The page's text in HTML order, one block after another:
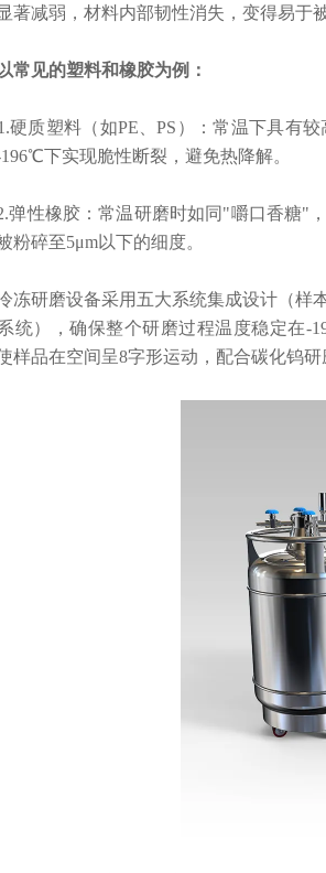
著减弱，材料内部韧性消失，变得易于
以常见的塑料和橡胶为例：
塑料（如PE、PS）：常温下具有较
下实现脆性断裂，避免热降解。
橡胶：常温研磨时如同"嚼口香糖"，
粉碎至5μm以下的细度。
研磨设备采用五大系统集成设计（样本
统），确保整个研磨过程温度稳定在-
样品在空间呈8字形运动，配合碳化钨